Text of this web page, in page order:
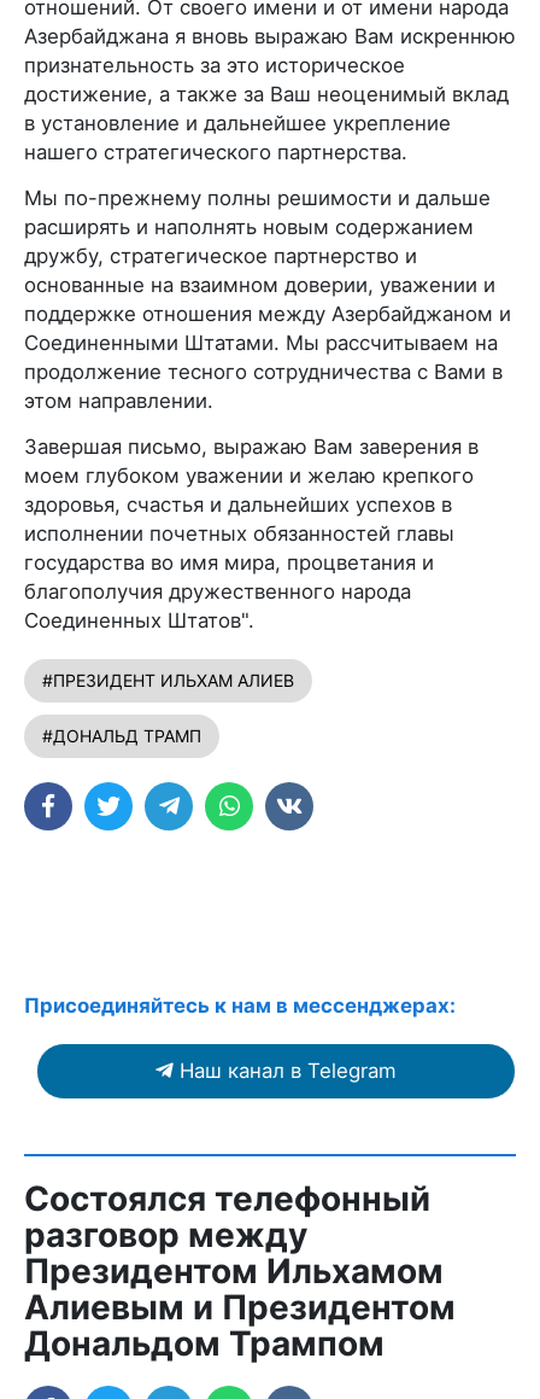
отношений. От своего имени и от имени народа
Азербайджана я вновь выражаю Вам искреннюю
признательность за это историческое
достижение, а также за Ваш неоценимый вклад
в установление и дальнейшее укрепление
нашего стратегического партнерства.
Мы по-прежнему полны решимости и дальше
расширять и наполнять новым содержанием
дружбу, стратегическое партнерство и
основанные на взаимном доверии, уважении и
поддержке отношения между Азербайджаном и
Соединенными Штатами. Мы рассчитываем на
продолжение тесного сотрудничества с Вами в
этом направлении.
Завершая письмо, выражаю Вам заверения в
моем глубоком уважении и желаю крепкого
здоровья, счастья и дальнейших успехов в
исполнении почетных обязанностей главы
государства во имя мира, процветания и
благополучия дружественного народа
Соединенных Штатов".
#ПРЕЗИДЕНТ ИЛЬХАМ АЛИЕВ
#ДОНАЛЬД ТРАМП
Присоединяйтесь к нам в мессенджерах:
Наш канал в Telegram
Состоялся телефонный
разговор между
Президентом Ильхамом
Алиевым и Президентом
Дональдом Трампом